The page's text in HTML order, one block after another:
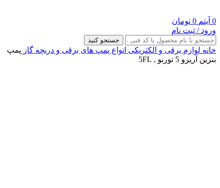
0 آیتم 0 تومان
ورود / ثبت نام
جستجو کنید
خانه لوازم برقی و الکتریکی انواع پمپ های برقی و دریچه گاز پمپ
بنزین آریزو 5 توربو , 5FL